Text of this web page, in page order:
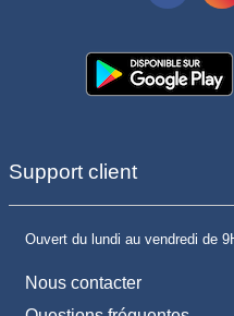
Support client
Ouvert du lundi au vendredi de
Nous contacter